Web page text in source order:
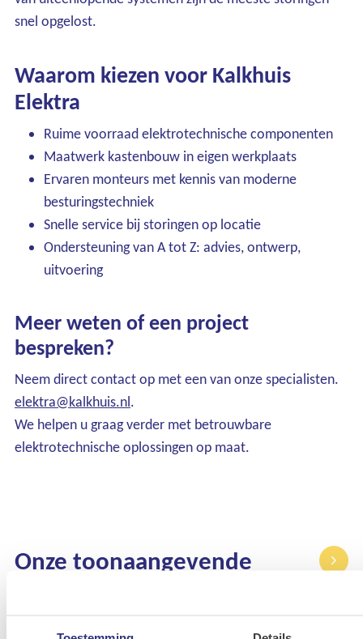
Over Kalkhuis
snel opgelost.
Waarom kiezen voor Kalkhuis
Elektra
Ruime voorraad elektrotechnische componenten
Maatwerk kastenbouw in eigen werkplaats
Ervaren monteurs met kennis van moderne
besturingstechniek
Snelle service bij storingen op locatie
Ondersteuning van A tot Z: advies, ontwerp,
uitvoering
Meer weten of een project
bespreken?
Neem direct contact op met een van onze specialisten.
elektra@kalkhuis.nl.
We helpen u graag verder met betrouwbare
elektrotechnische oplossingen op maat.
Onze toonaangevende